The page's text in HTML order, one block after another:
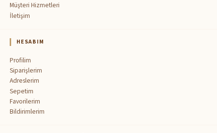
Müşteri Hizmetleri
İletişim
HESABIM
Profilim
Siparişlerim
Adreslerim
Sepetim
Favorilerim
Bildirimlerim